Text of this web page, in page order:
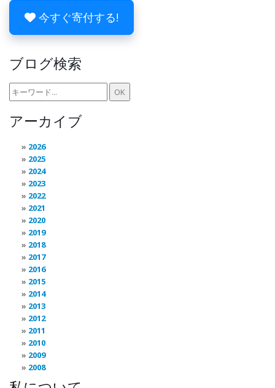
今すぐ寄付する!
ブログ検索
アーカイブ
2026
2025
2024
2023
2022
2021
2020
2019
2018
2017
2016
2015
2014
2013
2012
2011
2010
2009
2008